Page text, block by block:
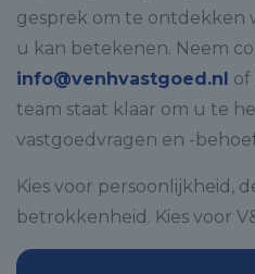
gesprek om te ontdekken
u kan betekenen. Neem
info@venhvastgoed.nl of
team staat klaar om u te
vastgoedvragen en -
Kies voor persoonlijkheid,
betrokkenheid. Kies voor